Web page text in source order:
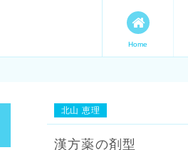
します。 手づ
Home
北山 恵理
漢方薬の剤型